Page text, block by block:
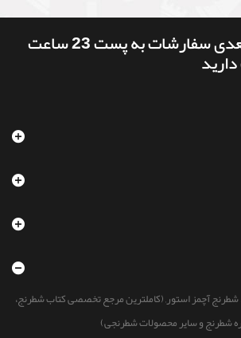
توجه : تا تحویل بعدی سفارشات به پست 23 ساعت
آچمز استور, (کاملترین مرجع تخصصی کتاب شطرنج،
شطرنج و سایر محصولات شطرنجی)